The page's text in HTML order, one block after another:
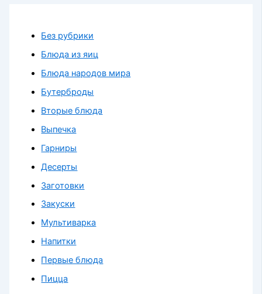
Без рубрики
Блюда из яиц
Блюда народов мира
Бутерброды
Вторые блюда
Выпечка
Гарниры
Десерты
Заготовки
Закуски
Мультиварка
Напитки
Первые блюда
Пицца